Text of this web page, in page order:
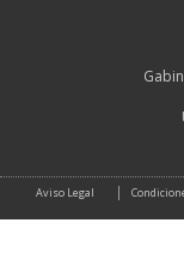
Aviso Legal